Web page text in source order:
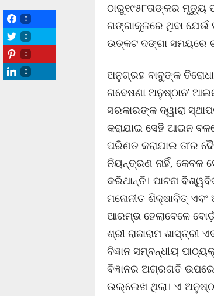
ଠାରୁ୧୯୫୮ତାଙ୍କର ମୃତ୍ୟୁ
ଗଙ୍ଗାକୂଳରେ ଥିବା ଯେଉଁ
ଉତ୍କଟ ଦଙ୍ଗା ସମୟରେ
ଅନୁଗ୍ରହ ବାବୁଙ୍କ
ଗବେଷଣା ଅନୁଷ୍ଠାନ’
ସରକାରଙ୍କ ଦ୍ୱାରା
କରାଯାଇ ସେହି ଆଇନ
ପରିଣତ କରାଯାଇ ତା’ର
ନିୟନ୍ତ୍ରଣ ନାହିଁ, କେବଳ
କରିଥାନ୍ତି। ପାଟନା
ମନୋନୀତ ଶିକ୍ଷାବିତ୍
ଆରମ୍ଭ ହେଲାବେଳେ
ଶ୍ରୀ ରାଜାରାମ
ବିଜ୍ଞାନ ସମ୍ବନ୍ଧୀୟ
ବିଜ୍ଞାନର ଅଗ୍ରଗତି
ଉଲ୍ଲେଖ ଥିଲା। ଏ
0
0
0
0